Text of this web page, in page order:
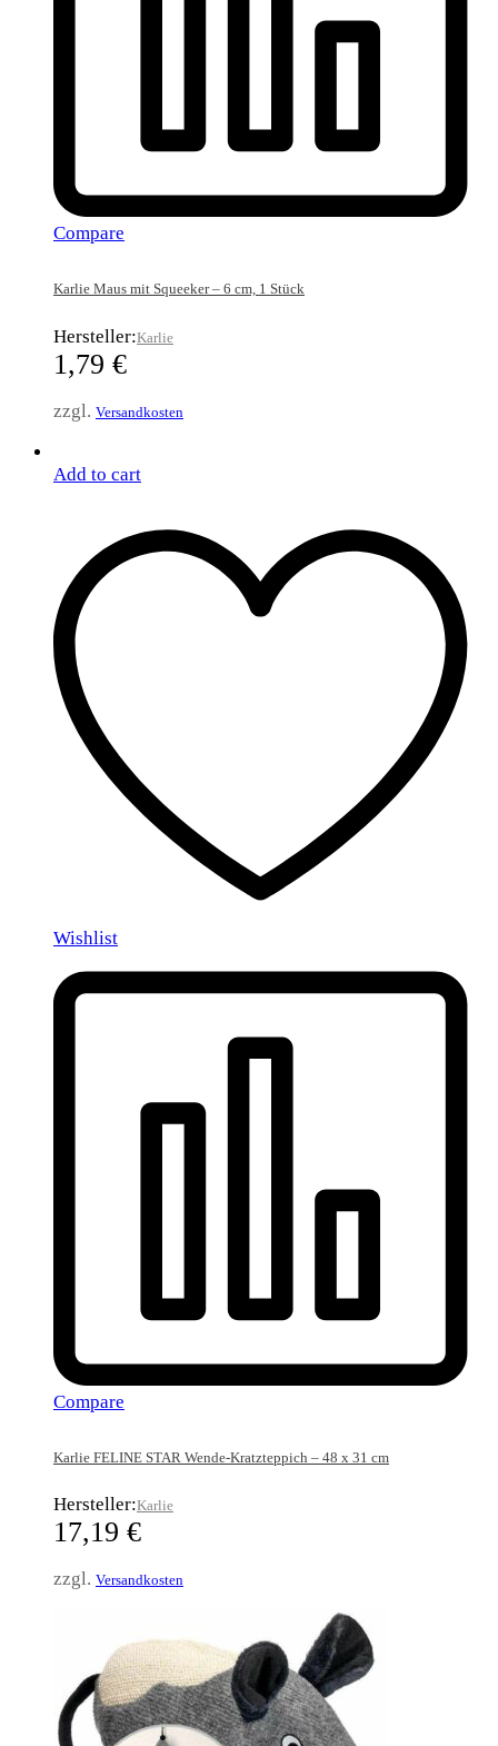
Compare
Karlie Maus mit Squeeker – 6 cm, 1 Stück
Hersteller:Karlie
1,79 €
zzgl. Versandkosten
Add to cart
Wishlist
Compare
Karlie FELINE STAR Wende-Kratzteppich – 48 x 31 cm
Hersteller:Karlie
17,19 €
zzgl. Versandkosten